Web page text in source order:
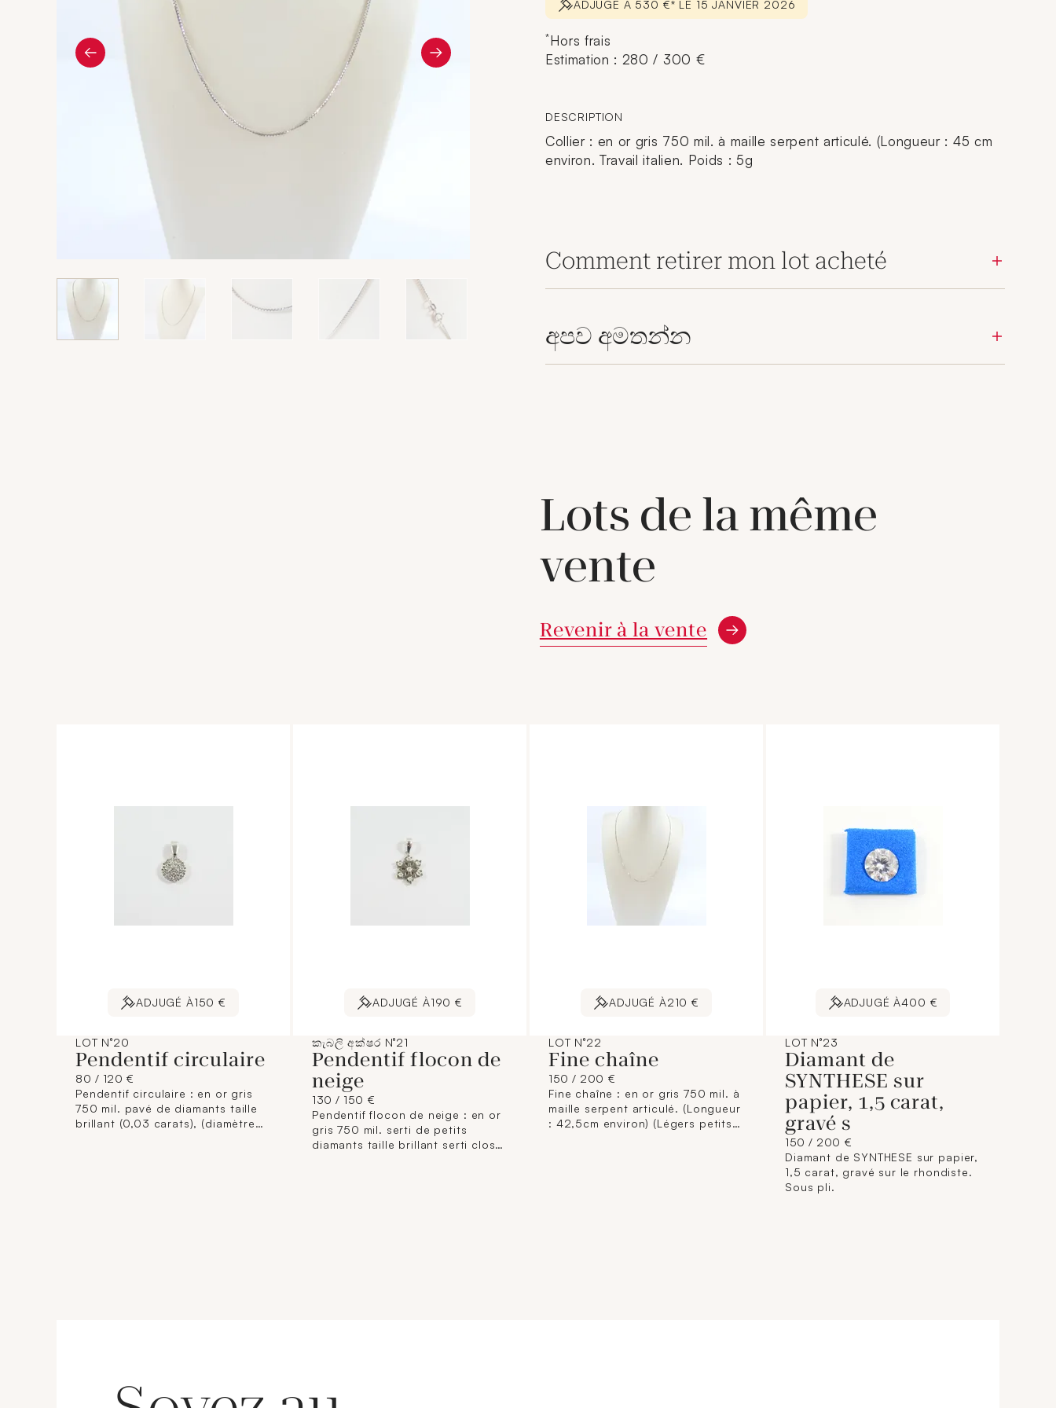
ADJUGÉ À 530 €* LE 15 JANVIER 2026
*Hors frais
Estimation : 280 / 300 €
DESCRIPTION
Collier : en or gris 750 mil. à maille serpent articulé. (Longueur : 45 cm
environ. Travail italien. Poids : 5g
Comment retirer mon lot acheté
අපව අමතන්න
Lots de la même
vente
Revenir à la vente
ADJUGÉ À150 €
LOT N°20
Pendentif circulaire
80 / 120 €
Pendentif circulaire : en or gris
750 mil. pavé de diamants taille
brillant (0,03 carats), (diamètre
ADJUGÉ À190 €
කැබලි අක්ෂර N°21
Pendentif flocon de
neige
130 / 150 €
Pendentif flocon de neige : en or
gris 750 mil. serti de petits
diamants taille brillant serti clos.
ADJUGÉ À210 €
LOT N°22
Fine chaîne
150 / 200 €
Fine chaîne : en or gris 750 mil. à
maille serpent articulé. (Longueur
: 42,5cm environ) (Légers petits
ADJUGÉ À400 €
LOT N°23
Diamant de
SYNTHESE sur
papier, 1,5 carat,
gravé s
150 / 200 €
Diamant de SYNTHESE sur papier,
1,5 carat, gravé sur le rhondiste.
Sous pli.